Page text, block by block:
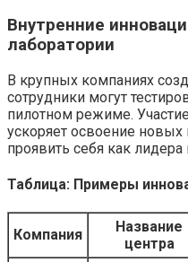
Внутренние
лаборатории
В крупных компаниях
сотрудники могут
пилотном режиме.
ускоряет освоение
проявить себя как
Таблица: Примеры
Компания
Название
центра